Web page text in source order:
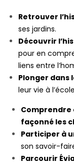
Retrouver
ses jardins.
Découvrir
pour en
liens entre
Plonger dans
leur vie à
Comprendre
façonné les
Participer à
son savoir-
Parcourir